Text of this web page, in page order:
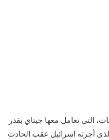
التى تعامل معها جيتاي بقدر
أجرته اسرائيل عقب الحادث